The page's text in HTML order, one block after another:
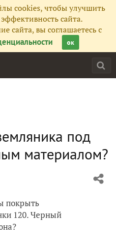
cookies, чтобы улучшить
сайта.
сайта, вы соглашаетесь с
ок
под
материалом?
покрыть
120. Черный